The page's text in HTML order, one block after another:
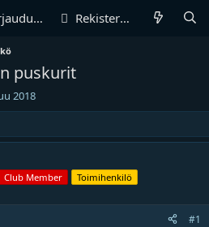
sisään Rekisteröidy
puskurit
2018
Club Member Toimihenkilö
#1